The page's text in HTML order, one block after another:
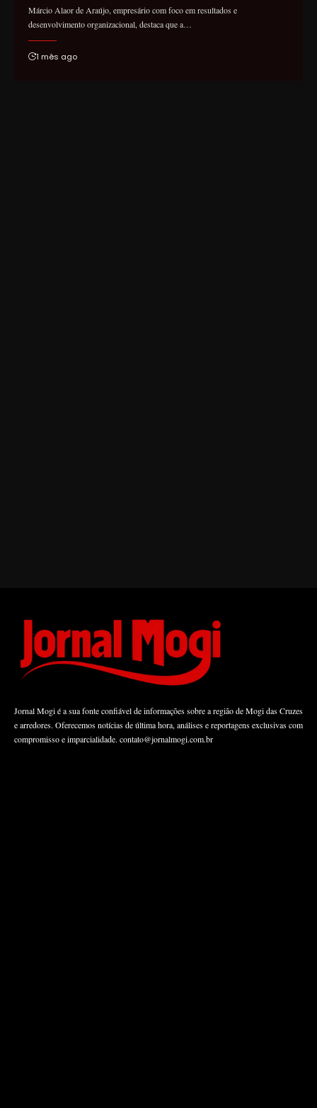
Márcio Alaor de Araújo, empresário com foco em resultados e
desenvolvimento organizacional, destaca que a…
1 mês ago
Jornal Mogi é a sua fonte confiável de informações sobre a região de Mogi das Cruzes
e arredores. Oferecemos notícias de última hora, análises e reportagens exclusivas com
compromisso e imparcialidade. contato@jornalmogi.com.br